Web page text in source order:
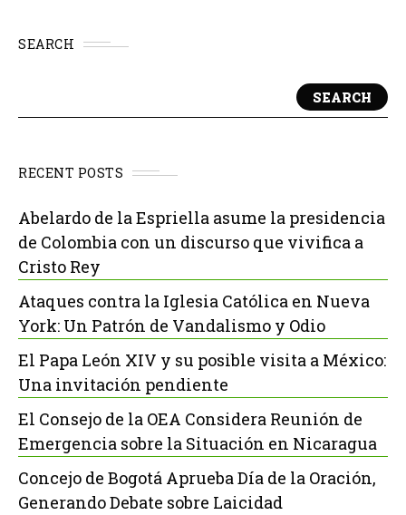
SEARCH
SEARCH
RECENT POSTS
Abelardo de la Espriella asume la presidencia
de Colombia con un discurso que vivifica a
Cristo Rey
Ataques contra la Iglesia Católica en Nueva
York: Un Patrón de Vandalismo y Odio
El Papa León XIV y su posible visita a México:
Una invitación pendiente
El Consejo de la OEA Considera Reunión de
Emergencia sobre la Situación en Nicaragua
Concejo de Bogotá Aprueba Día de la Oración,
Generando Debate sobre Laicidad